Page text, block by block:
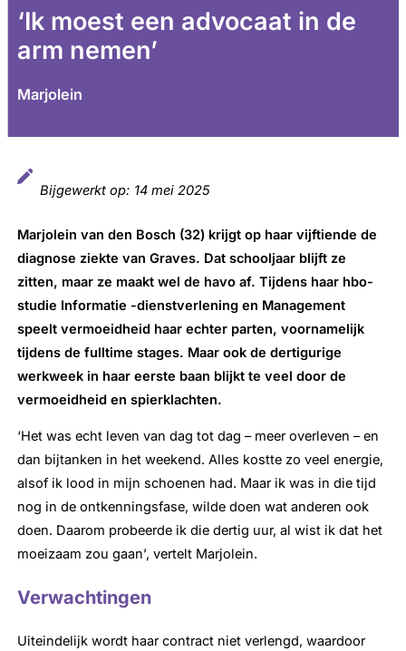
‘Ik moest een advocaat in de
arm nemen’
Marjolein
Bijgewerkt op: 14 mei 2025
Marjolein van den Bosch (32) krijgt op haar vijftiende de
diagnose ziekte van Graves. Dat schooljaar blijft ze
zitten, maar ze maakt wel de havo af. Tijdens haar hbo-
studie Informatie -dienstverlening en Management
speelt vermoeidheid haar echter parten, voornamelijk
tijdens de fulltime stages. Maar ook de dertigurige
werkweek in haar eerste baan blijkt te veel door de
vermoeidheid en spierklachten.
‘Het was echt leven van dag tot dag – meer overleven – en
dan bijtanken in het weekend. Alles kostte zo veel energie,
alsof ik lood in mijn schoenen had. Maar ik was in die tijd
nog in de ontkenningsfase, wilde doen wat anderen ook
doen. Daarom probeerde ik die dertig uur, al wist ik dat het
moeizaam zou gaan’, vertelt Marjolein.
Verwachtingen
Uiteindelijk wordt haar contract niet verlengd, waardoor